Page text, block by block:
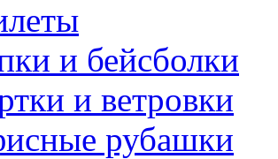
и бейсболки
и ветровки
рубашки